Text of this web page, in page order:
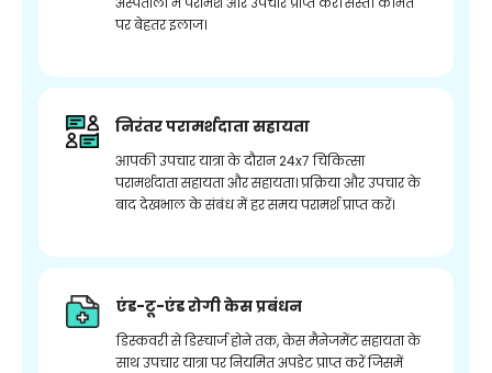
पर बेहतर इलाज।
निरंतर परामर्शदाता सहायता
आपकी उपचार यात्रा के दौरान 24x7 चिकित्सा
परामर्शदाता सहायता और सहायता। प्रक्रिया और उपचार के
बाद देखभाल के संबंध में हर समय परामर्श प्राप्त करें।
एंड-टू-एंड रोगी केस प्रबंधन
डिस्कवरी से डिस्चार्ज होने तक, केस मैनेजमेंट सहायता के
साथ उपचार यात्रा पर नियमित अपडेट प्राप्त करें जिसमें